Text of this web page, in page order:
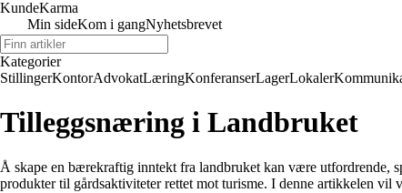
KundeKarma
Min sideKom i gangNyhetsbrevet
Kategorier
StillingerKontorAdvokatLæringKonferanserLagerLokaler
Tilleggsnæring i Landbruket
Å skape en bærekraftig inntekt fra landbruket kan være utfordrende,
produkter til gårdsaktiviteter rettet mot turisme. I denne artikkelen